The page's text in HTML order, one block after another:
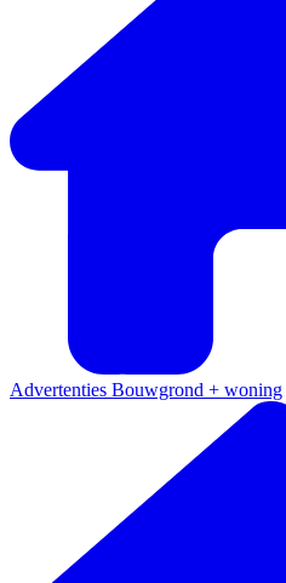
Advertenties Bouwgrond + woning